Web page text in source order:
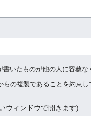
いたものが他の人に容赦
の複製であることを約束
ウィンドウで開きます)